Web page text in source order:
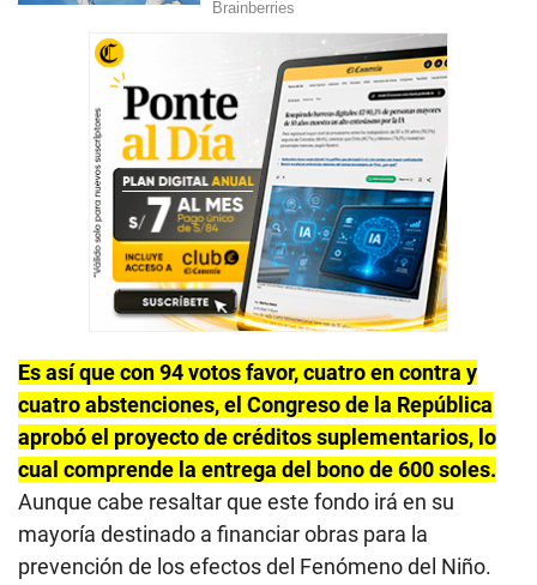
Es así que con 94 votos favor, cuatro en contra y
cuatro abstenciones, el Congreso de la República
aprobó el proyecto de créditos suplementarios, lo
cual comprende la entrega del bono de 600 soles.
Aunque cabe resaltar que este fondo irá en su
mayoría destinado a financiar obras para la
prevención de los efectos del Fenómeno del Niño.